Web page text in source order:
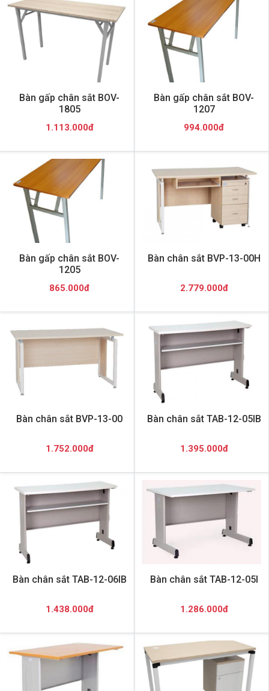
Bàn gấp chân sắt BOV-
1805
1.113.000đ
Bàn gấp chân sắt BOV-
1207
994.000đ
Bàn gấp chân sắt BOV-
1205
865.000đ
Bàn chân sắt BVP-13-00H
2.779.000đ
Bàn chân sắt BVP-13-00
1.752.000đ
Bàn chân sắt TAB-12-05IB
1.395.000đ
Bàn chân sắt TAB-12-06IB
1.438.000đ
Bàn chân sắt TAB-12-05I
1.286.000đ